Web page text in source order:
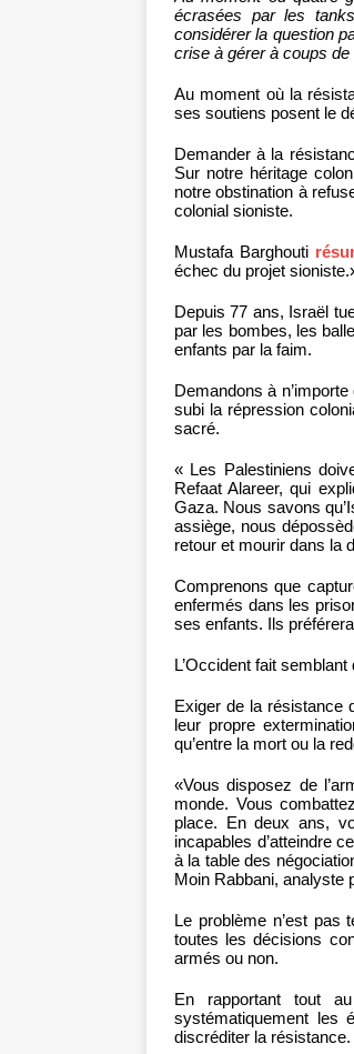
écrasées par les
considérer la question
crise à gérer à coups de
Au moment où la
ses soutiens posent le
Demander à la
Sur notre héritage
notre obstination à
colonial sioniste.
Mustafa Barghouti
échec du projet
Depuis 77 ans, Israël
par les bombes, les
enfants par la faim.
Demandons à
subi la répression
sacré.
« Les Palestiniens
Refaat Alareer, qui
Gaza. Nous savons
assiège, nous
retour et mourir dans la
Comprenons que
enfermés dans les
ses enfants. Ils
L’Occident fait
Exiger de la résistance
leur propre
qu’entre la mort ou la
«Vous disposez de
monde. Vous
place. En deux ans,
incapables d’atteindre
à la table des
Moin Rabbani, analyste
Le problème n’est pas
toutes les décisions
armés ou non.
En rapportant tout
systématiquement les
discréditer la